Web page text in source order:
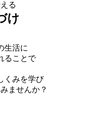
る
け
生活に
ることで
くみを学び
ませんか？